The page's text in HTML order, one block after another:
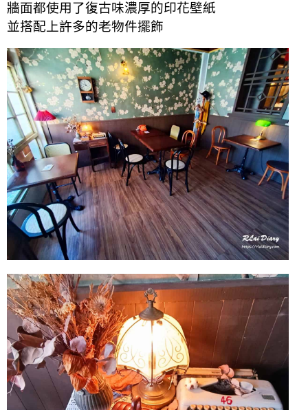
牆面都使用了復古味濃厚的印花壁紙
並搭配上許多的老物件擺飾